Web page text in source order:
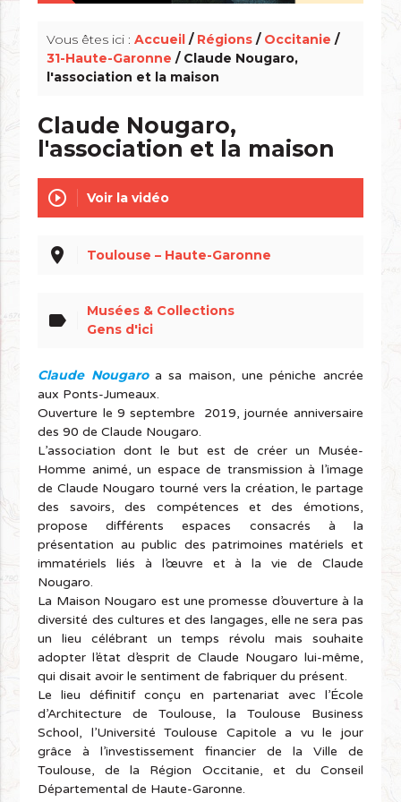
Vous êtes ici :Accueil / Régions / Occitanie /
31-Haute-Garonne / Claude Nougaro,
l'association et la maison
Claude Nougaro,
l'association et la maison
play_circle_outline Voir la vidéo
place Toulouse – Haute-Garonne
label
Musées & Collections
Gens d'ici
Claude Nougaroa sa maison, une péniche ancrée
aux Ponts-Jumeaux.
Ouverture le 9 septembre 2019, journée anniversaire
des 90 de Claude Nougaro.
L’association dont le but est de créer un Musée-
Homme animé, un espace de transmission à l’image
de Claude Nougaro tourné vers la création, le partage
des savoirs, des compétences et des émotions,
propose différents espaces consacrés à la
présentation au public des patrimoines matériels et
immatériels liés à l’œuvre et à la vie de Claude
Nougaro.
La Maison Nougaro est une promesse d’ouverture à la
diversité des cultures et des langages, elle ne sera pas
un lieu célébrant un temps révolu mais souhaite
adopter l’état d’esprit de Claude Nougaro lui-même,
qui disait avoir le sentiment de fabriquer du présent.
Le lieu définitif conçu en partenariat avec l’École
d’Architecture de Toulouse, la Toulouse Business
School, l’Université Toulouse Capitole a vu le jour
grâce à l’investissement financier de la Ville de
Toulouse, de la Région Occitanie, et du Conseil
Départemental de Haute-Garonne.